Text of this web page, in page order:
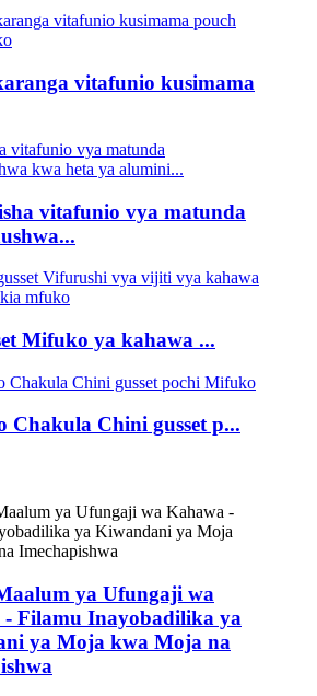
vitafunio kusimama
vitafunio vya matunda
Mifuko ya kahawa ...
Chakula Chini gusset p...
ya Ufungaji wa
- Filamu Inayobadilika ya
ya Moja kwa Moja na